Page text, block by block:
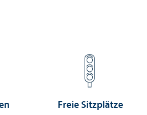
Freie Sitzplätze